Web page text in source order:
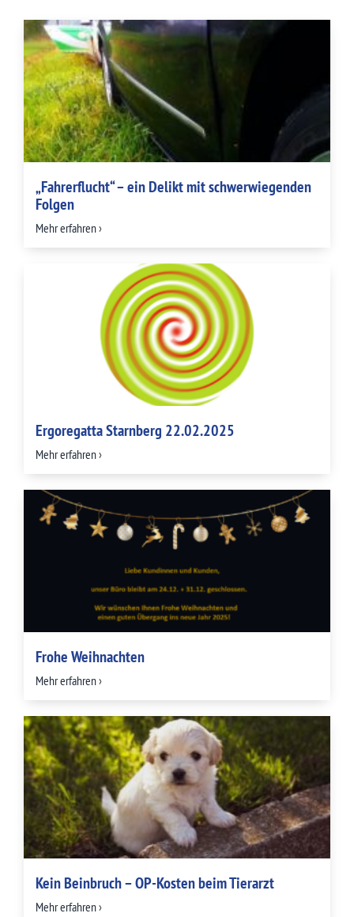
„Fahrerflucht“ – ein Delikt mit schwerwiegenden
Folgen
Mehr erfahren ›
Ergoregatta Starnberg 22.02.2025
Mehr erfahren ›
Frohe Weihnachten
Mehr erfahren ›
Kein Beinbruch – OP-Kosten beim Tierarzt
Mehr erfahren ›